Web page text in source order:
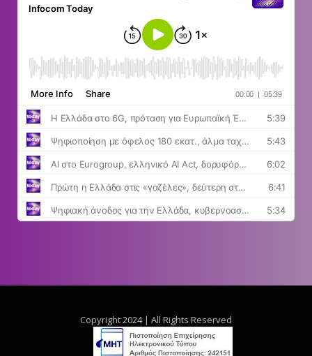
Copyright 2024 | All Rights Reserved